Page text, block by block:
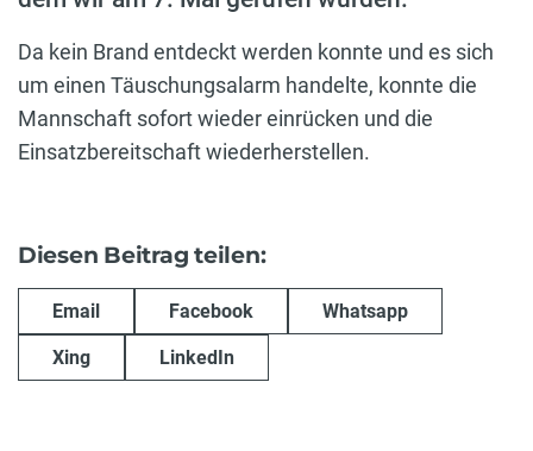
Da kein Brand entdeckt werden konnte und es sich
um einen Täuschungsalarm handelte, konnte die
Mannschaft sofort wieder einrücken und die
Einsatzbereitschaft wiederherstellen.
Diesen Beitrag teilen:
Email Facebook Whatsapp
Xing LinkedIn